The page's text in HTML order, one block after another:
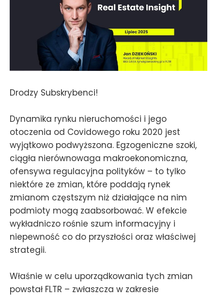
Drodzy Subskrybenci!
Dynamika rynku nieruchomości i jego
otoczenia od Covidowego roku 2020 jest
wyjątkowo podwyższona. Egzogeniczne szoki,
ciągła nierównowaga makroekonomiczna,
ofensywa regulacyjna polityków – to tylko
niektóre ze zmian, które poddają rynek
zmianom częstszym niż działające na nim
podmioty mogą zaabsorbować. W efekcie
wykładniczo rośnie szum informacyjny i
niepewność co do przyszłości oraz właściwej
strategii.
Właśnie w celu uporządkowania tych zmian
powstał FLTR – zwłaszcza w zakresie